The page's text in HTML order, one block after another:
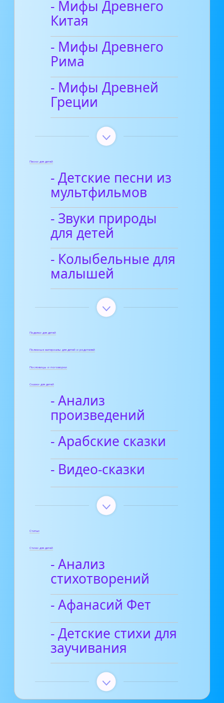
- Мифы Древнего
Китая
- Мифы Древнего
Рима
- Мифы Древней
Греции
Песни для детей
- Детские песни из
мультфильмов
- Звуки природы
для детей
- Колыбельные для
малышей
Поделки для детей
Полезные материалы для детей и родителей
Пословицы и поговорки
Сказки для детей
- Анализ
произведений
- Арабские сказки
- Видео-сказки
Статьи
Стихи для детей
- Анализ
стихотворений
- Афанасий Фет
- Детские стихи для
заучивания